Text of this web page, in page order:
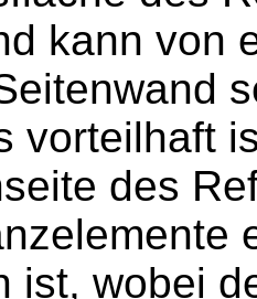
kann von
vorteilhaft
des
ist, wobei